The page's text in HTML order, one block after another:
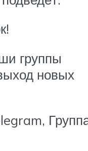
группы
новых